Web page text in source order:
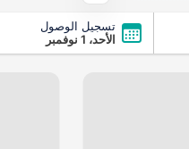
تسجيل الوصول
الأحد، 1 نوفمبر